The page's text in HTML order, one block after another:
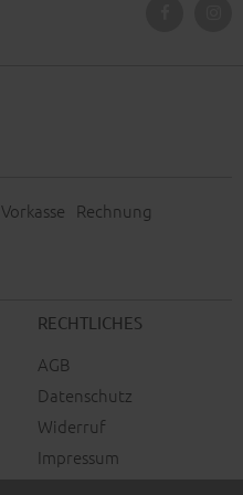
Vorkasse Rechnung
RECHTLICHES
AGB
Datenschutz
Widerruf
Impressum